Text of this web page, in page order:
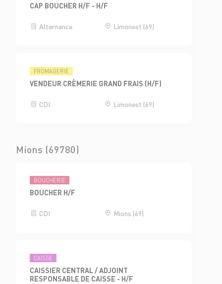
CAP BOUCHER H/F - H/F
Alternance Limonest (69)
FROMAGERIE
VENDEUR CRÈMERIE GRAND FRAIS (H/F)
CDI Limonest (69)
Mions (69780)
BOUCHERIE
BOUCHER H/F
CDI Mions (69)
CAISSE
CAISSIER CENTRAL / ADJOINT
RESPONSABLE DE CAISSE - H/F